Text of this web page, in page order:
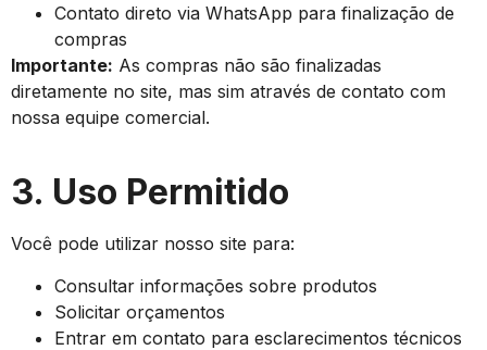
Contato direto via WhatsApp para finalização de
compras
Importante: As compras não são finalizadas
diretamente no site, mas sim através de contato com
nossa equipe comercial.
3. Uso Permitido
Você pode utilizar nosso site para:
Consultar informações sobre produtos
Solicitar orçamentos
Entrar em contato para esclarecimentos técnicos